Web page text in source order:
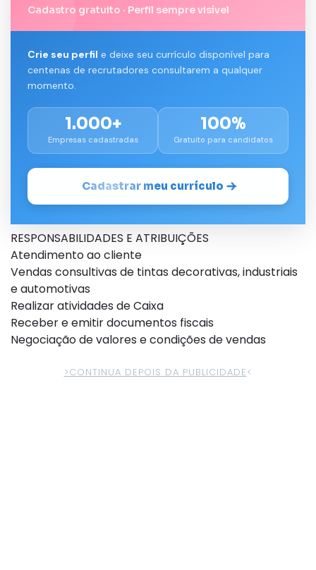
Cadastro gratuito · Perfil sempre visível
Crie seu perfil e deixe seu currículo disponível para
centenas de recrutadores consultarem a qualquer
momento.
1.000+
Empresas cadastradas
100%
Gratuito para candidatos
Cadastrar meu currículo
RESPONSABILIDADES E ATRIBUIÇÕES
Atendimento ao cliente
Vendas consultivas de tintas decorativas, industriais
e automotivas
Realizar atividades de Caixa
Receber e emitir documentos fiscais
Negociação de valores e condições de vendas
>CONTINUA DEPOIS DA PUBLICIDADE<